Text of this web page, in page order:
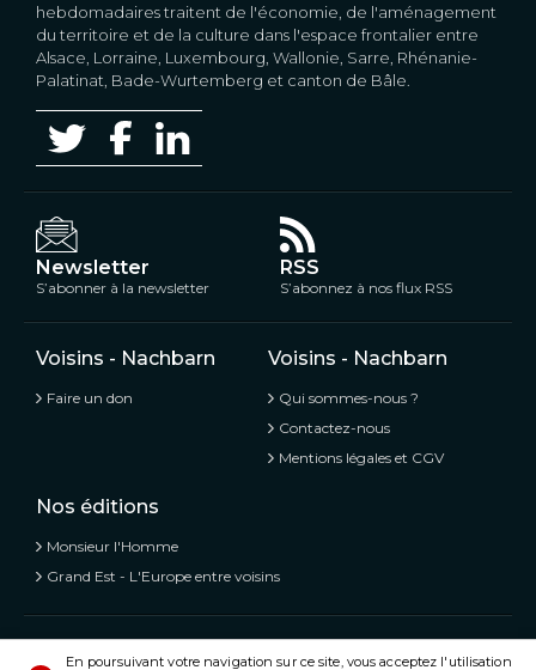
hebdomadaires traitent de l'économie, de l'aménagement
du territoire et de la culture dans l'espace frontalier entre
Alsace, Lorraine, Luxembourg, Wallonie, Sarre, Rhénanie-
Palatinat, Bade-Wurtemberg et canton de Bâle.
Newsletter
S’abonner à la newsletter
RSS
S’abonnez à nos flux RSS
Voisins - Nachbarn
Faire un don
Voisins - Nachbarn
Qui sommes-nous ?
Contactez-nous
Mentions légales et CGV
Nos éditions
Monsieur l'Homme
Grand Est - L'Europe entre voisins
Voisins - Nachbarn, L’information libre et mitoyenne
En poursuivant votre navigation sur ce site, vous acceptez l'utilisation